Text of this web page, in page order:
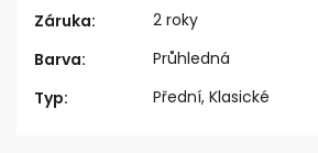
Záruka:
2 roky
Barva:
Průhledná
Typ: Přední, Klasické